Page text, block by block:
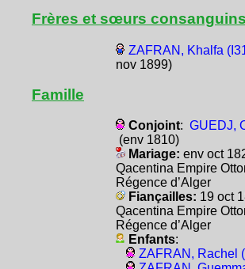
Frères et sœurs consanguins
ZAFRAN, Khalfa
nov 1899)
Famille
Conjoint: GUEDJ,
(env 1810)
Mariage: env oct
Qacentina Empire
Régence d’Alger
Fiançailles: 19 oct
Qacentina Empire
Régence d’Alger
Enfants:
ZAFRAN, Rachel